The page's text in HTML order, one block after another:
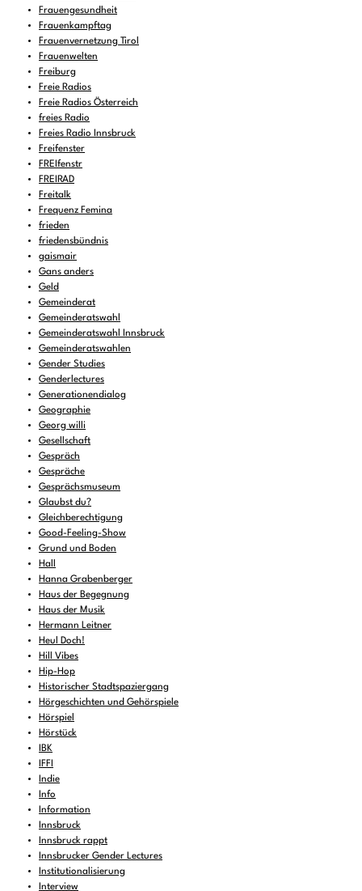
Frauengesundheit
Frauenkampftag
Frauenvernetzung Tirol
Frauenwelten
Freiburg
Freie Radios
Freie Radios Österreich
freies Radio
Freies Radio Innsbruck
Freifenster
FREIfenstr
FREIRAD
Freitalk
Frequenz Femina
frieden
friedensbündnis
gaismair
Gans anders
Geld
Gemeinderat
Gemeinderatswahl
Gemeinderatswahl Innsbruck
Gemeinderatswahlen
Gender Studies
Genderlectures
Generationendialog
Geographie
Georg willi
Gesellschaft
Gespräch
Gespräche
Gesprächsmuseum
Glaubst du?
Gleichberechtigung
Good-Feeling-Show
Grund und Boden
Hall
Hanna Grabenberger
Haus der Begegnung
Haus der Musik
Hermann Leitner
Heul Doch!
Hill Vibes
Hip-Hop
Historischer Stadtspaziergang
Hörgeschichten und Gehörspiele
Hörspiel
Hörstück
IBK
IFFI
Indie
Info
Information
Innsbruck
Innsbruck rappt
Innsbrucker Gender Lectures
Institutionalisierung
Interview